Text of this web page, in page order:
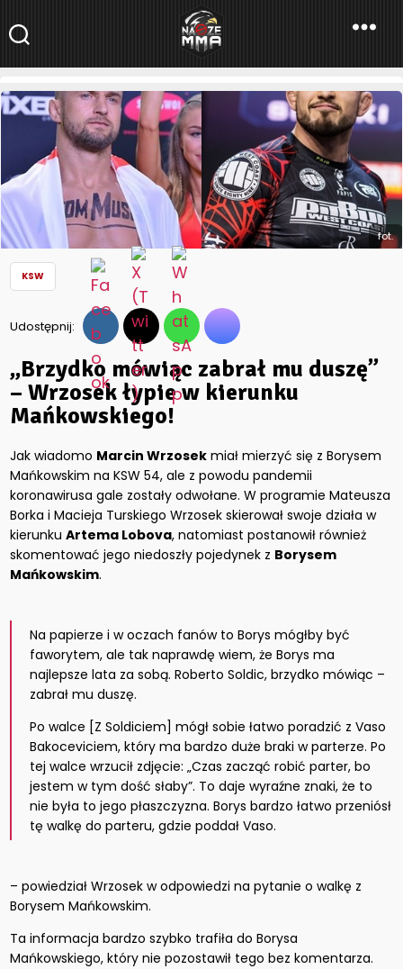
NaszeMMA
NaszeMMA.pl»Aktualności»Polskie MMA»KSW»„Brzydko mówiąc
zabrał mu duszę” – Wrzosek łypie w kierunku Mańkowskiego!
fot.
KSW
Udostępnij:
„Brzydko mówiąc zabrał mu duszę”
– Wrzosek łypie w kierunku
Mańkowskiego!
Jak wiadomo Marcin Wrzosek miał mierzyć się z Borysem
Mańkowskim na KSW 54, ale z powodu pandemii
koronawirusa gale zostały odwołane. W programie Mateusza
Borka i Macieja Turskiego Wrzosek skierował swoje działa w
kierunkuArtema Lobova, natomiast postanowił również
skomentować jego niedoszły pojedynek z Borysem
Mańkowskim.
Na papierze i w oczach fanów to Borys mógłby być
faworytem, ale tak naprawdę wiem, że Borys ma
najlepsze lata za sobą. Roberto Soldic, brzydko mówiąc –
zabrał mu duszę.
Po walce [Z Soldiciem] mógł sobie łatwo poradzić z Vaso
Bakoceviciem, który ma bardzo duże braki w parterze. Po
tej walce wrzucił zdjęcie: „Czas zacząć robić parter, bo
jestem w tym dość słaby”. To daje wyraźne znaki, że to
nie była to jego płaszczyzna. Borys bardzo łatwo przeniósł
tę walkę do parteru, gdzie poddał Vaso.
– powiedział Wrzosek w odpowiedzi na pytanie o walkę z
Borysem Mańkowskim.
Ta informacja bardzo szybko trafiła do Borysa
Mańkowskiego, który nie pozostawił tego bez komentarza.